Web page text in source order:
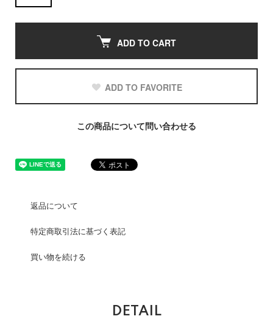
ADD TO CART
ADD TO FAVORITE
この商品について問い合わせる
返品について
特定商取引法に基づく表記
買い物を続ける
DETAIL